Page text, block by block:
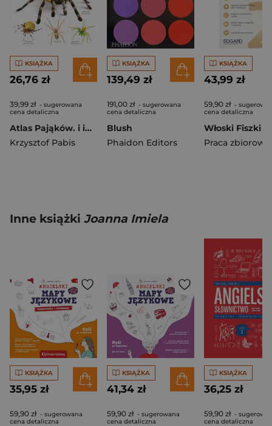
KSIĄŻKA
26,76 zł
39,99 zł - sugerowana
cena detaliczna
Atlas Pająków. i innych pajęczaków
Krzysztof Pabis
KSIĄŻKA
139,49 zł
191,00 zł - sugerowana
cena detaliczna
Blush
Phaidon Editors
KSIĄŻKA
43,99 zł
59,90 zł -
cena detaliczna
Praca zbiorowa
Inne książki Joanna Imiela
KSIĄŻKA
35,95 zł
59,90 zł - sugerowana
cena detaliczna
KSIĄŻKA
41,34 zł
59,90 zł - sugerowana
cena detaliczna
KSIĄŻKA
36,25 zł
59,90 zł -
cena detaliczna